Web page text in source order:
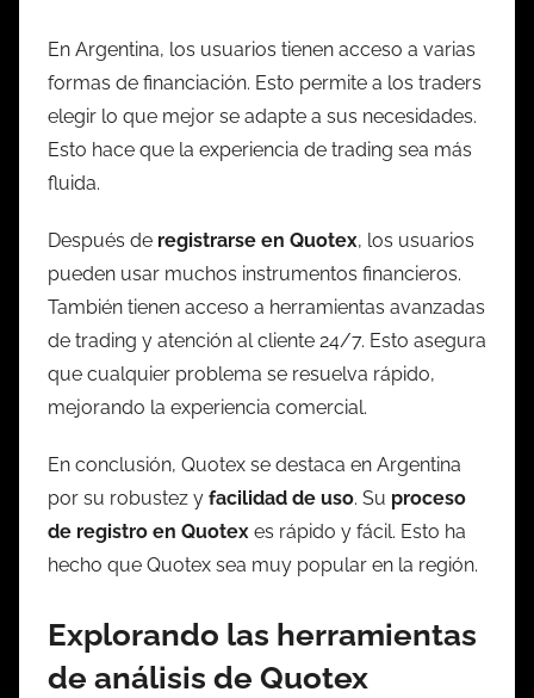
En Argentina, los usuarios tienen acceso a varias
formas de financiación. Esto permite a los traders
elegir lo que mejor se adapte a sus necesidades.
Esto hace que la experiencia de trading sea más
fluida.
Después de registrarse en Quotex, los usuarios
pueden usar muchos instrumentos financieros.
También tienen acceso a herramientas avanzadas
de trading y atención al cliente 24/7. Esto asegura
que cualquier problema se resuelva rápido,
mejorando la experiencia comercial.
En conclusión, Quotex se destaca en Argentina
por su robustez y facilidad de uso. Su proceso
de registro en Quotex es rápido y fácil. Esto ha
hecho que Quotex sea muy popular en la región.
Explorando las herramientas
de análisis de Quotex